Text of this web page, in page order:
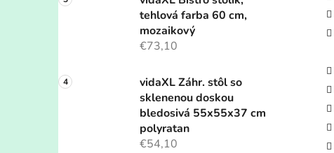
tehlová farba 60 cm,
mozaikový
€73,10
vidaXL Záhr. stôl so
sklenenou doskou
bledosivá 55x55x37 cm
polyratan
€54,10